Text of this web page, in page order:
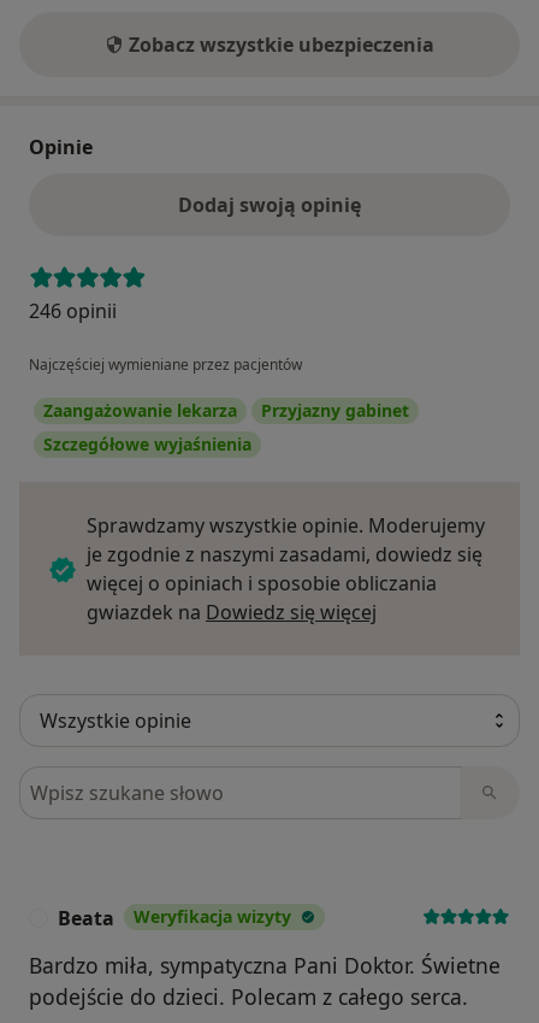
Zobacz wszystkie ubezpieczenia
Opinie
Dodaj swoją opinię
246 opinii
Najczęściej wymieniane przez pacjentów
Zaangażowanie lekarza
Przyjazny gabinet
Szczegółowe wyjaśnienia
Sprawdzamy wszystkie opinie. Moderujemy
je zgodnie z naszymi zasadami, dowiedz się
więcej o opiniach i sposobie obliczania
gwiazdek na Dowiedz się więcej
Szukaj w opiniach
Beata Weryfikacja wizyty
Bardzo miła, sympatyczna Pani Doktor. Świetne
podejście do dzieci. Polecam z całego serca.